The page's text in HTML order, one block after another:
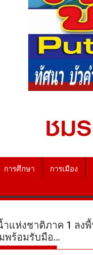
การศึกษา การเมือง
แห่งชาติภาค 1 ลง
พร้อมรับมือ…